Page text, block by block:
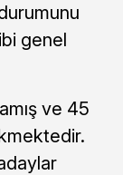
genel
ve 45